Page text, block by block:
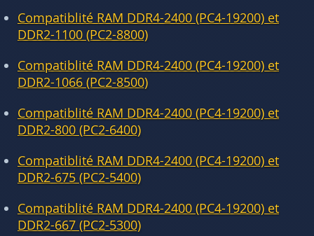
Compatiblité RAM DDR4-2400 (PC4-19200) et
DDR2-1100 (PC2-8800)
Compatiblité RAM DDR4-2400 (PC4-19200) et
DDR2-1066 (PC2-8500)
Compatiblité RAM DDR4-2400 (PC4-19200) et
DDR2-800 (PC2-6400)
Compatiblité RAM DDR4-2400 (PC4-19200) et
DDR2-675 (PC2-5400)
Compatiblité RAM DDR4-2400 (PC4-19200) et
DDR2-667 (PC2-5300)